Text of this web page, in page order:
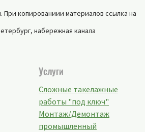
При копированиии материалов ссылка на
, набережная канала
Услуги
Сложные такелажные
работы "под ключ"
Монтаж/Демонтаж
промышленный